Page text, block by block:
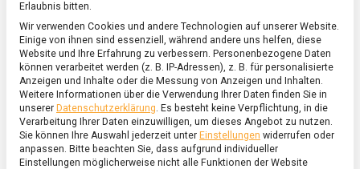
Erlaubnis bitten.
Wir verwenden Cookies und andere Technologien auf unserer Website.
Einige von ihnen sind essenziell, während andere uns helfen, diese
Website und Ihre Erfahrung zu verbessern. Personenbezogene Daten
können verarbeitet werden (z. B. IP-Adressen), z. B. für personalisierte
Anzeigen und Inhalte oder die Messung von Anzeigen und Inhalten.
Weitere Informationen über die Verwendung Ihrer Daten finden Sie in
unserer Datenschutzerklärung. Es besteht keine Verpflichtung, in die
Verarbeitung Ihrer Daten einzuwilligen, um dieses Angebot zu nutzen.
Sie können Ihre Auswahl jederzeit unter Einstellungen widerrufen oder
anpassen. Bitte beachten Sie, dass aufgrund individueller
Einstellungen möglicherweise nicht alle Funktionen der Website